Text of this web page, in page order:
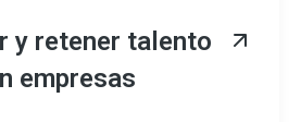
y retener talento
empresas